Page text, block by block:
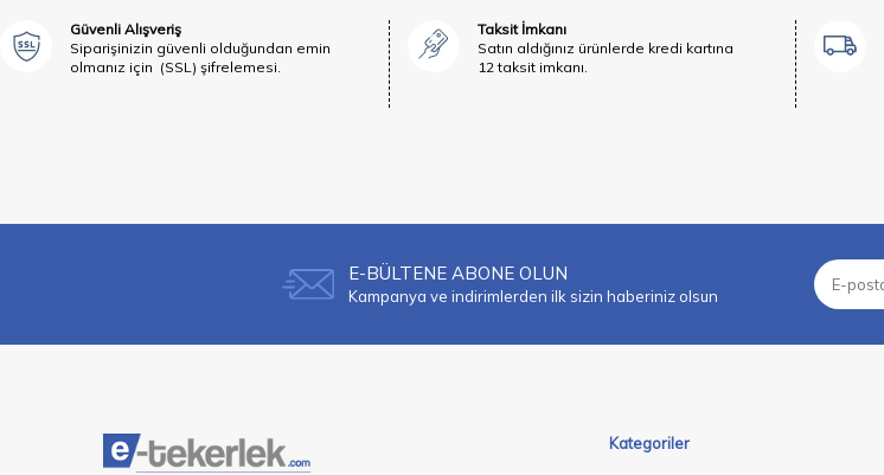
Güvenli Alışveriş
Siparişinizin güvenli olduğundan emin
olmanız için (SSL) şifrelemesi.
Taksit İmkanı
Satın aldığınız ürünlerde kredi kartına
12 taksit imkanı.
E-BÜLTENE ABONE OLUN
Kampanya ve indirimlerden ilk sizin haberiniz olsun
Kategoriler